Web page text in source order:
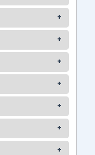
+
+
+
+
+
+
+